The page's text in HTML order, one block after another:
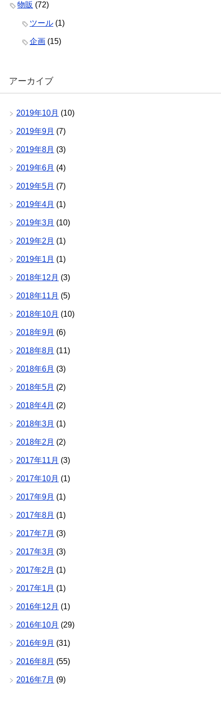
物販 (72)
ツール (1)
企画 (15)
アーカイブ
2019年10月 (10)
2019年9月 (7)
2019年8月 (3)
2019年6月 (4)
2019年5月 (7)
2019年4月 (1)
2019年3月 (10)
2019年2月 (1)
2019年1月 (1)
2018年12月 (3)
2018年11月 (5)
2018年10月 (10)
2018年9月 (6)
2018年8月 (11)
2018年6月 (3)
2018年5月 (2)
2018年4月 (2)
2018年3月 (1)
2018年2月 (2)
2017年11月 (3)
2017年10月 (1)
2017年9月 (1)
2017年8月 (1)
2017年7月 (3)
2017年3月 (3)
2017年2月 (1)
2017年1月 (1)
2016年12月 (1)
2016年10月 (29)
2016年9月 (31)
2016年8月 (55)
2016年7月 (9)